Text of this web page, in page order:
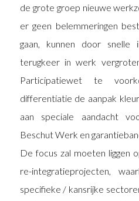
de grote groep nieuwe
er geen belemmeringen
gaan, kunnen door snelle
terugkeer in werk
Participatiewet te
differentiatie de aanpak
aan speciale aandacht
Beschut Werk en
De focus zal moeten liggen
re-integratieprojecten,
specifieke / kansrijke